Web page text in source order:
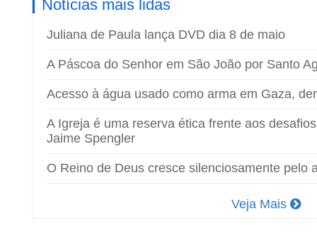
Notícias mais lidas
Juliana de Paula lança DVD dia 8 de maio
A Páscoa do Senhor em São João por Santo
Acesso à água usado como arma em Gaza,
A Igreja é uma reserva ética frente aos
Jaime Spengler
O Reino de Deus cresce silenciosamente pelo
Veja Mais